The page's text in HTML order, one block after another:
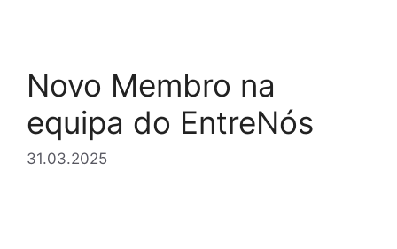
Novo Membro na
equipa do EntreNós
31.03.2025